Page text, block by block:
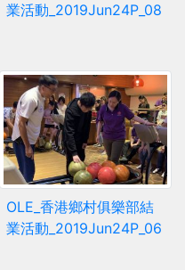
業活動_2019Jun24P_08
OLE_香港鄉村俱樂部結
業活動_2019Jun24P_06